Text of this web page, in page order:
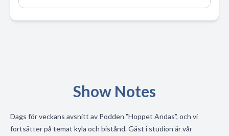
Show Notes
Dags för veckans avsnitt av Podden ”Hoppet Andas”, och vi
fortsätter på temat kyla och bistånd. Gäst i studion är vår